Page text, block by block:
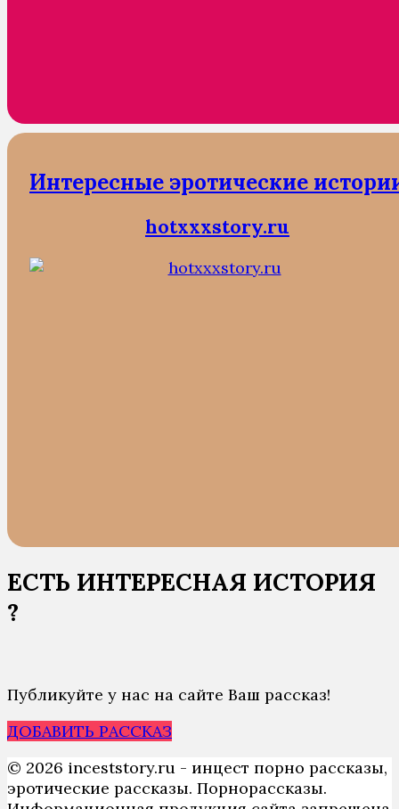
Интересные эротические
hotxxxstory.ru
ЕСТЬ ИНТЕРЕСНАЯ ИСТОРИЯ
?
Публикуйте у нас на сайте Ваш рассказ!
ДОБАВИТЬ РАССКАЗ
© 2026 inceststory.ru - инцест порно рассказы,
эротические рассказы. Порнорассказы.